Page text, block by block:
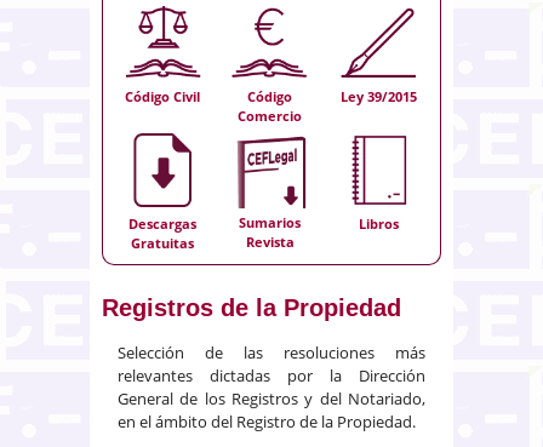
Código Civil
Código
Comercio
Ley 39/2015
Descargas
Gratuitas
Sumarios
Revista
Libros
Registros de la Propiedad
Selección de las resoluciones más
relevantes dictadas por la Dirección
General de los Registros y del Notariado,
en el ámbito del Registro de la Propiedad.